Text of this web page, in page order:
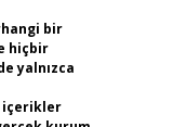
bir
hiçbir
yalnızca
içerikler